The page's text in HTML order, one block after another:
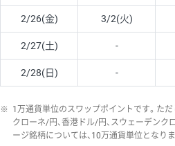
2/26(金) 3/2(火)
2/27(土) -
2/28(日) -
※ 1万通貨単位のスワップポイントです。ただ
クローネ/円、香港ドル/円、スウェーデン
ージ銘柄については、10万通貨単位となりま